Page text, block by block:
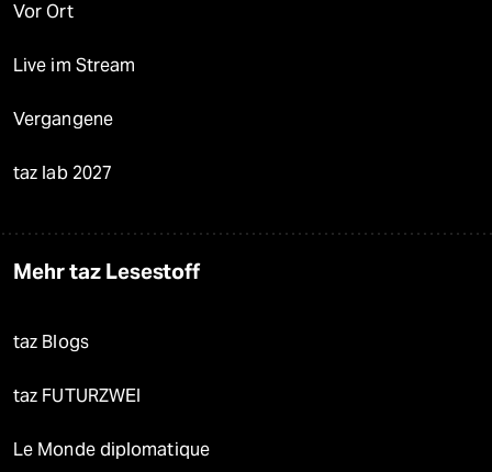
Vor Ort
Live im Stream
Vergangene
taz lab 2027
Mehr taz Lesestoff
taz Blogs
taz FUTURZWEI
Le Monde diplomatique